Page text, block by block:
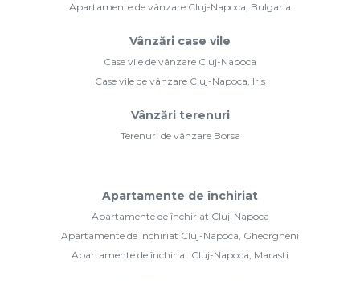
Apartamente de vânzare Cluj-Napoca, Bulgaria
Vânzări case vile
Case vile de vânzare Cluj-Napoca
Case vile de vânzare Cluj-Napoca, Iris
Vânzări terenuri
Terenuri de vânzare Borsa
Apartamente de închiriat
Apartamente de închiriat Cluj-Napoca
Apartamente de închiriat Cluj-Napoca, Gheorgheni
Apartamente de închiriat Cluj-Napoca, Marasti